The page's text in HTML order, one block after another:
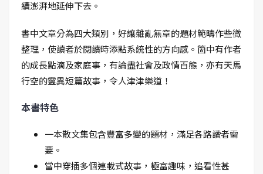
續澎湃地延伸下去。
書中文章分為四大類別，好讓雜亂無章的題材範疇作些微
整理，使讀者於閱讀時添點系統性的方向感。箇中有作者
的成長點滴及家庭事，有論盡社會及政情百態，亦有天馬
行空的靈異短篇故事，令人津津樂道！
本書特色
一本散文集包含豐富多變的題材，滿足各路讀者需
要。
當中穿插多個連載式故事，極富趣味，追看性甚